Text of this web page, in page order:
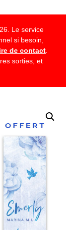
Le service
si besoin,
de contact
sorties, et